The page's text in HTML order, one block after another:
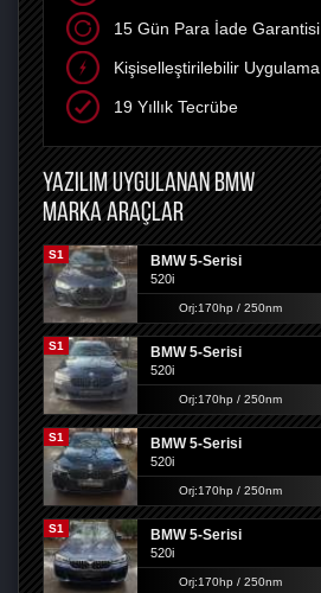
15 Gün Para İade Garantisi
Kişiselleştirilebilir Uygulama
19 Yıllık Tecrübe
YAZILIM UYGULANAN BMW
MARKA ARAÇLAR
S1 BMW 5-Serisi
520i
Orj:170hp / 250nm
S1 BMW 5-Serisi
520i
Orj:170hp / 250nm
S1 BMW 5-Serisi
520i
Orj:170hp / 250nm
S1 BMW 5-Serisi
520i
Orj:170hp / 250nm